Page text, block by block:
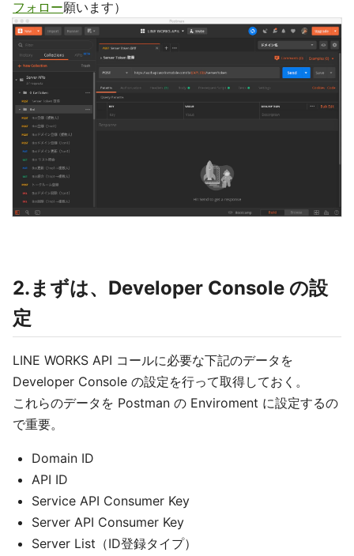
フォロー願います）
2.まずは、Developer Console の設
定
LINE WORKS API コールに必要な下記のデータを
Developer Console の設定を行って取得しておく。
これらのデータを Postman の Enviroment に設定するの
で重要。
Domain ID
API ID
Service API Consumer Key
Server API Consumer Key
Server List（ID登録タイプ）